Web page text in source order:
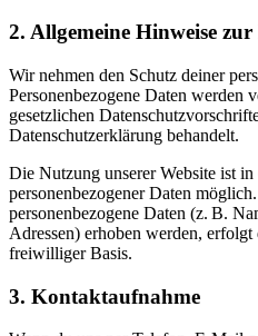
2. Allgemeine Hinweise
Wir nehmen den Schutz deiner
Personenbezogene Daten werden
gesetzlichen
Datenschutzerklärung behandelt.
Die Nutzung unserer Website ist
personenbezogener Daten
personenbezogene Daten (z. B.
Adressen) erhoben werden,
freiwilliger Basis.
3. Kontaktaufnahme